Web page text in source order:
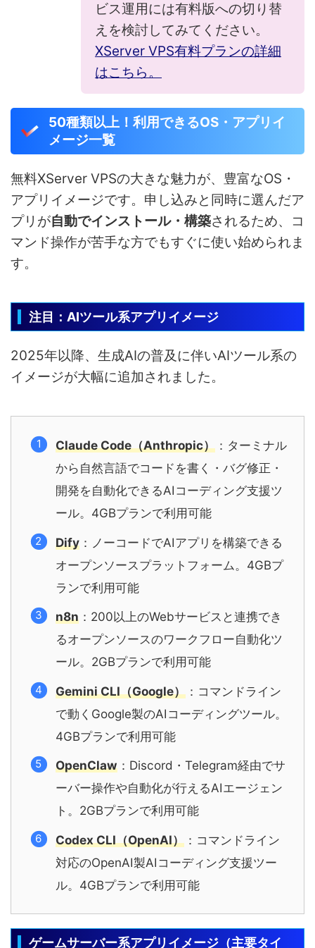
ビス運用には有料版への切り替
えを検討してみてください。
XServer VPS有料プランの詳細
はこちら。
50種類以上！利用できるOS・アプリイ
メージ一覧
無料XServer VPSの大きな魅力が、豊富なOS・
アプリイメージです。申し込みと同時に選んだア
プリが自動でインストール・構築されるため、コ
マンド操作が苦手な方でもすぐに使い始められま
す。
注目：AIツール系アプリイメージ
2025年以降、生成AIの普及に伴いAIツール系の
イメージが大幅に追加されました。
Claude Code（Anthropic）：ターミナル
から自然言語でコードを書く・バグ修正・
開発を自動化できるAIコーディング支援ツ
ール。4GBプランで利用可能
Dify：ノーコードでAIアプリを構築できる
オープンソースプラットフォーム。4GBプ
ランで利用可能
n8n：200以上のWebサービスと連携でき
るオープンソースのワークフロー自動化ツ
ール。2GBプランで利用可能
Gemini CLI（Google）：コマンドライン
で動くGoogle製のAIコーディングツール。
4GBプランで利用可能
OpenClaw：Discord・Telegram経由でサ
ーバー操作や自動化が行えるAIエージェン
ト。2GBプランで利用可能
Codex CLI（OpenAI）：コマンドライン
対応のOpenAI製AIコーディング支援ツー
ル。4GBプランで利用可能
ゲームサーバー系アプリイメージ（主要タイ